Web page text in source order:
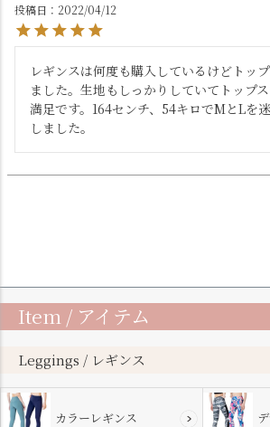
投稿日
2022/04/12
レギンスは何度も購入しているけどトッ
ました。生地もしっかりしていてトップ
満足です。164センチ、54キロでMとLを
しました。
Item / アイテム
Leggings / レギンス
カラーレギンス